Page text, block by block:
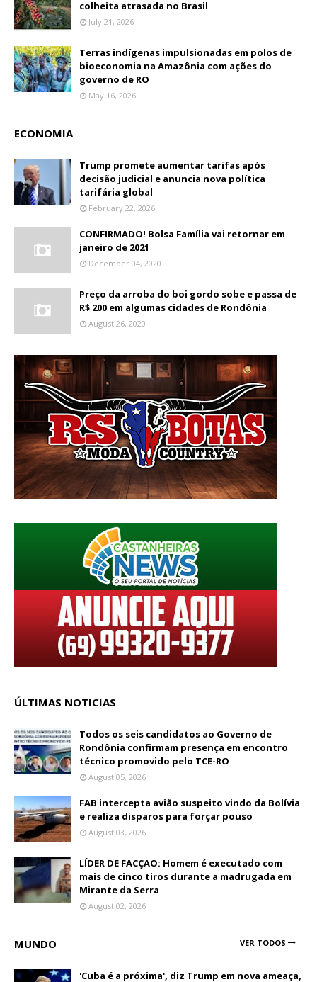
colheita atrasada no Brasil
July 21, 2026
Terras indígenas impulsionadas em polos de
bioeconomia na Amazônia com ações do
governo de RO
May 16, 2026
ECONOMIA
Trump promete aumentar tarifas após
decisão judicial e anuncia nova política
tarifária global
February 22, 2026
CONFIRMADO! Bolsa Família vai retornar em
janeiro de 2021
December 04, 2020
Preço da arroba do boi gordo sobe e passa de
R$ 200 em algumas cidades de Rondônia
August 26, 2020
ÚLTIMAS NOTICIAS
Todos os seis candidatos ao Governo de
Rondônia confirmam presença em encontro
técnico promovido pelo TCE-RO
August 05, 2026
FAB intercepta avião suspeito vindo da Bolívia
e realiza disparos para forçar pouso
August 03, 2026
LÍDER DE FACÇAO: Homem é executado com
mais de cinco tiros durante a madrugada em
Mirante da Serra
August 02, 2026
MUNDO VER TODOS
'Cuba é a próxima', diz Trump em nova ameaça,